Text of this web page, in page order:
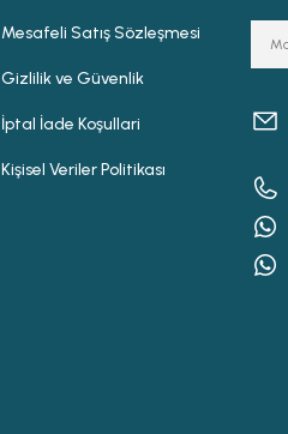
Mesafeli Satış Sözleşmesi
Gizlilik ve Güvenlik
İptal İade Koşullari
Kişisel Veriler Politikası